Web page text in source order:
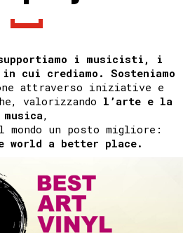
i musicisti, i
cui crediamo. Sosteniamo
attraverso iniziative e
valorizzando l’arte e la
musica,
mondo un posto migliore:
world a better place.